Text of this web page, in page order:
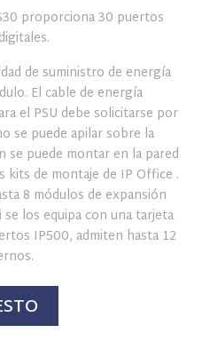
proporciona 30 puertos
de suministro de energía
El cable de energía
el PSU debe solicitarse por
se puede apilar sobre la
se puede montar en la pared
kits de montaje de IP Office .
8 módulos de expansión
los equipa con una tarjeta
IP500, admiten hasta 12